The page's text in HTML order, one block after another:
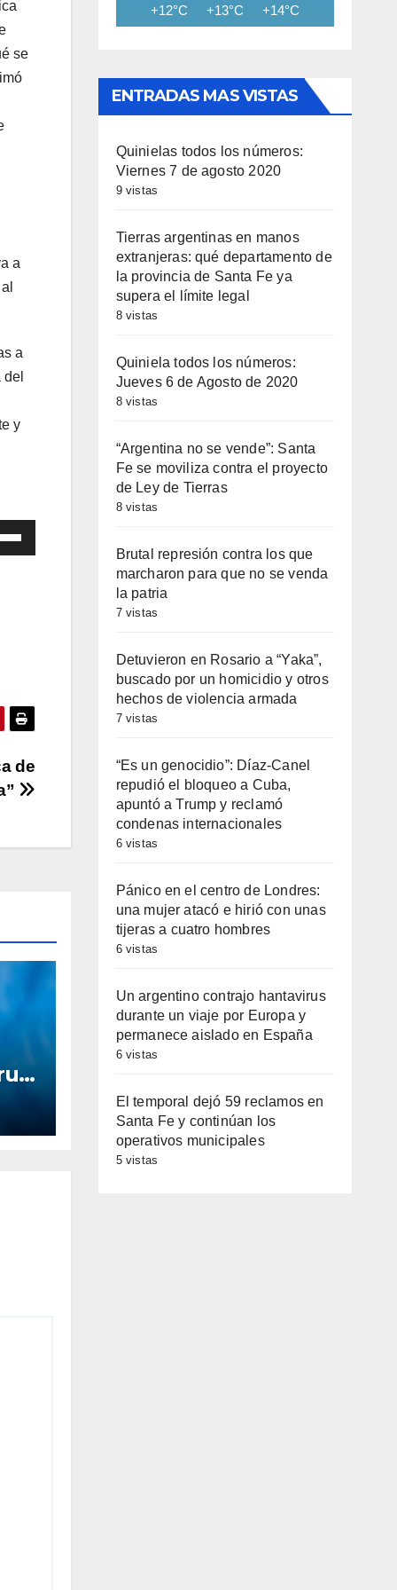
se
a
a
y
de
+12°C +13°C +14°C
ENTRADAS MAS VISTAS
Quinielas todos los números:
Viernes 7 de agosto 2020
9 vistas
Tierras argentinas en manos
extranjeras: qué departamento de
la provincia de Santa Fe ya
supera el límite legal
8 vistas
Quiniela todos los números:
Jueves 6 de Agosto de 2020
8 vistas
“Argentina no se vende”: Santa
Fe se moviliza contra el proyecto
de Ley de Tierras
8 vistas
Brutal represión contra los que
marcharon para que no se venda
la patria
7 vistas
Detuvieron en Rosario a “Yaka”,
buscado por un homicidio y otros
hechos de violencia armada
7 vistas
“Es un genocidio”: Díaz-Canel
repudió el bloqueo a Cuba,
apuntó a Trump y reclamó
condenas internacionales
6 vistas
Pánico en el centro de Londres:
una mujer atacó e hirió con unas
tijeras a cuatro hombres
6 vistas
Un argentino contrajo hantavirus
durante un viaje por Europa y
permanece aislado en España
6 vistas
El temporal dejó 59 reclamos en
Santa Fe y continúan los
operativos municipales
5 vistas